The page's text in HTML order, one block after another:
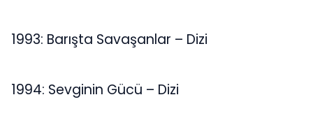
1993: Barışta Savaşanlar – Dizi
1994: Sevginin Gücü – Dizi